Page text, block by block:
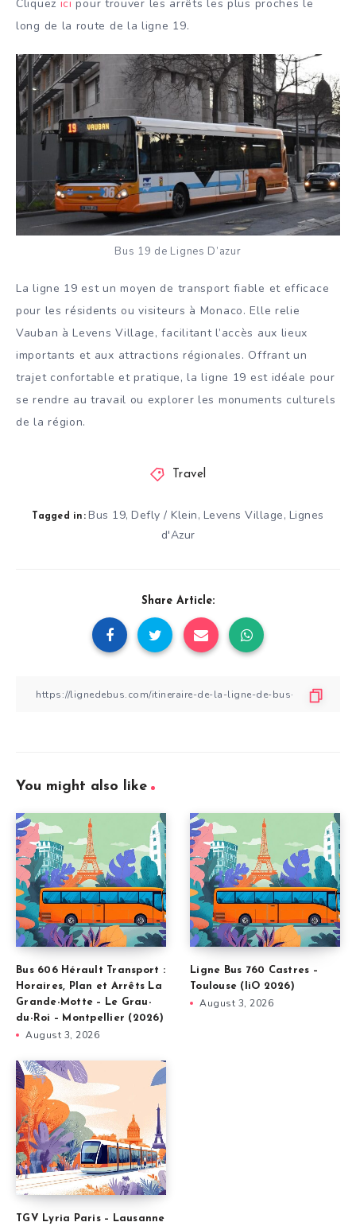
Cliquez ici pour trouver les arrêts les plus proches le
long de la route de la ligne 19.
Bus 19 de Lignes D’azur
La ligne 19 est un moyen de transport fiable et efficace
pour les résidents ou visiteurs à Monaco. Elle relie
Vauban à Levens Village, facilitant l’accès aux lieux
importants et aux attractions régionales. Offrant un
trajet confortable et pratique, la ligne 19 est idéale pour
se rendre au travail ou explorer les monuments culturels
de la région.
Travel
Tagged in: Bus 19,Defly / Klein, Levens Village, Lignes
d'Azur
Share Article:
You might also like
Bus 606 Hérault Transport :
Horaires, Plan et Arrêts La
Grande-Motte – Le Grau-
du-Roi – Montpellier (2026)
August 3, 2026
Ligne Bus 760 Castres –
Toulouse (liO 2026)
August 3, 2026
TGV Lyria Paris – Lausanne